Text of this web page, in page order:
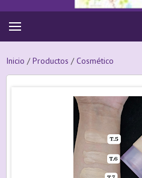
Inicio /Productos /Cosmético